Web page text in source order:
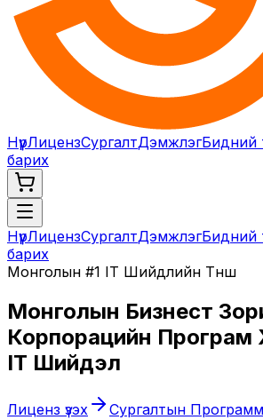
НүүрЛицензСургалтДэмжлэгБидний
барих
НүүрЛицензСургалтДэмжлэгБидний
барих
Монголын #1 IT Шийдлийн Түнш
Монголын Бизнест
Корпорацийн Програм
IT Шийдэл
Лиценз үзэх Сургалтын Программ